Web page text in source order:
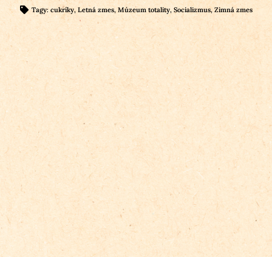
Tagy: cukríky, Letná zmes, Múzeum totality, Socializmus, Zimná zmes